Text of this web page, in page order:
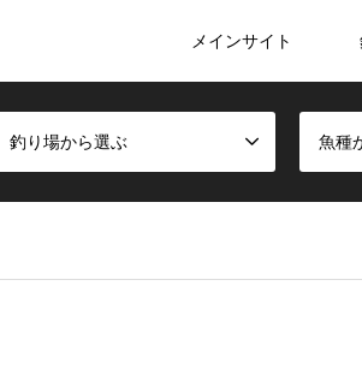
メインサイト
釣り場から選ぶ 魚種